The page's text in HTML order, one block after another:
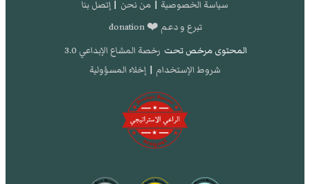
سياسة الخصوصية | من نحن | إتصل بنا
تبرع و دعم ❤️ donation
المحتوى مرخص تحت رخصة المشاع الإبداعي 3.0
شروط الإستخدام | إخلاء المسؤولية